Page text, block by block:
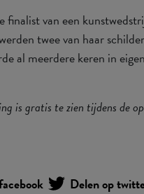
finalist van een
twee van haar
al meerdere keren in
is gratis te zien tijdens de
Delen op